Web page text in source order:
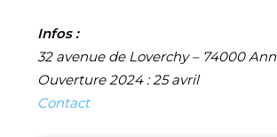
Infos :
32 avenue de Loverchy – 74000
Ouverture 2024 : 25 avril
Contact